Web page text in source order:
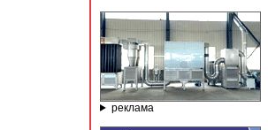
реклама